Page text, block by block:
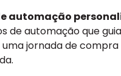
automação
de automação que
jornada de compra